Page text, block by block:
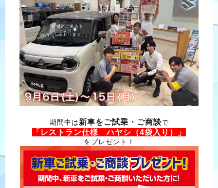
期間中は新車をご試乗・ご商談で
「レストラン仕様 ハヤシ（4袋入り）」
をプレゼント！